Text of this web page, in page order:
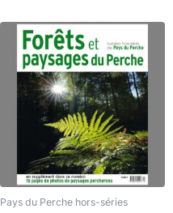
Pays du Perche hors-séries